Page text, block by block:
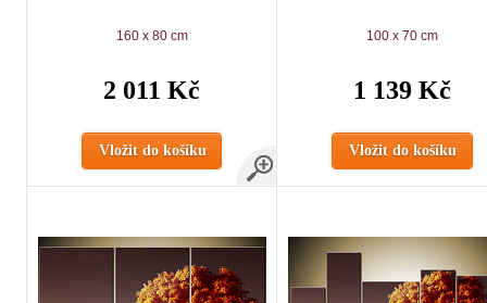
160 x 80 cm
2 011 Kč
Vložit do košíku
100 x 70 cm
1 139 Kč
Vložit do košíku